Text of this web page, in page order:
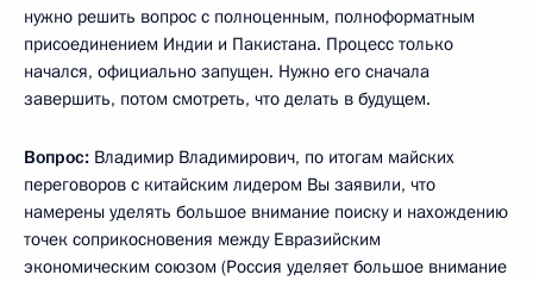
нужно решить вопрос с полноценным, полноформатным
присоединением Индии и Пакистана. Процесс только
начался, официально запущен. Нужно его сначала
завершить, потом смотреть, что делать в будущем.
Вопрос: Владимир Владимирович, по итогам майских
переговоров с китайским лидером Вы заявили, что
намерены уделять большое внимание поиску и нахождению
точек соприкосновения между Евразийским
экономическим союзом (Россия уделяет большое внимание